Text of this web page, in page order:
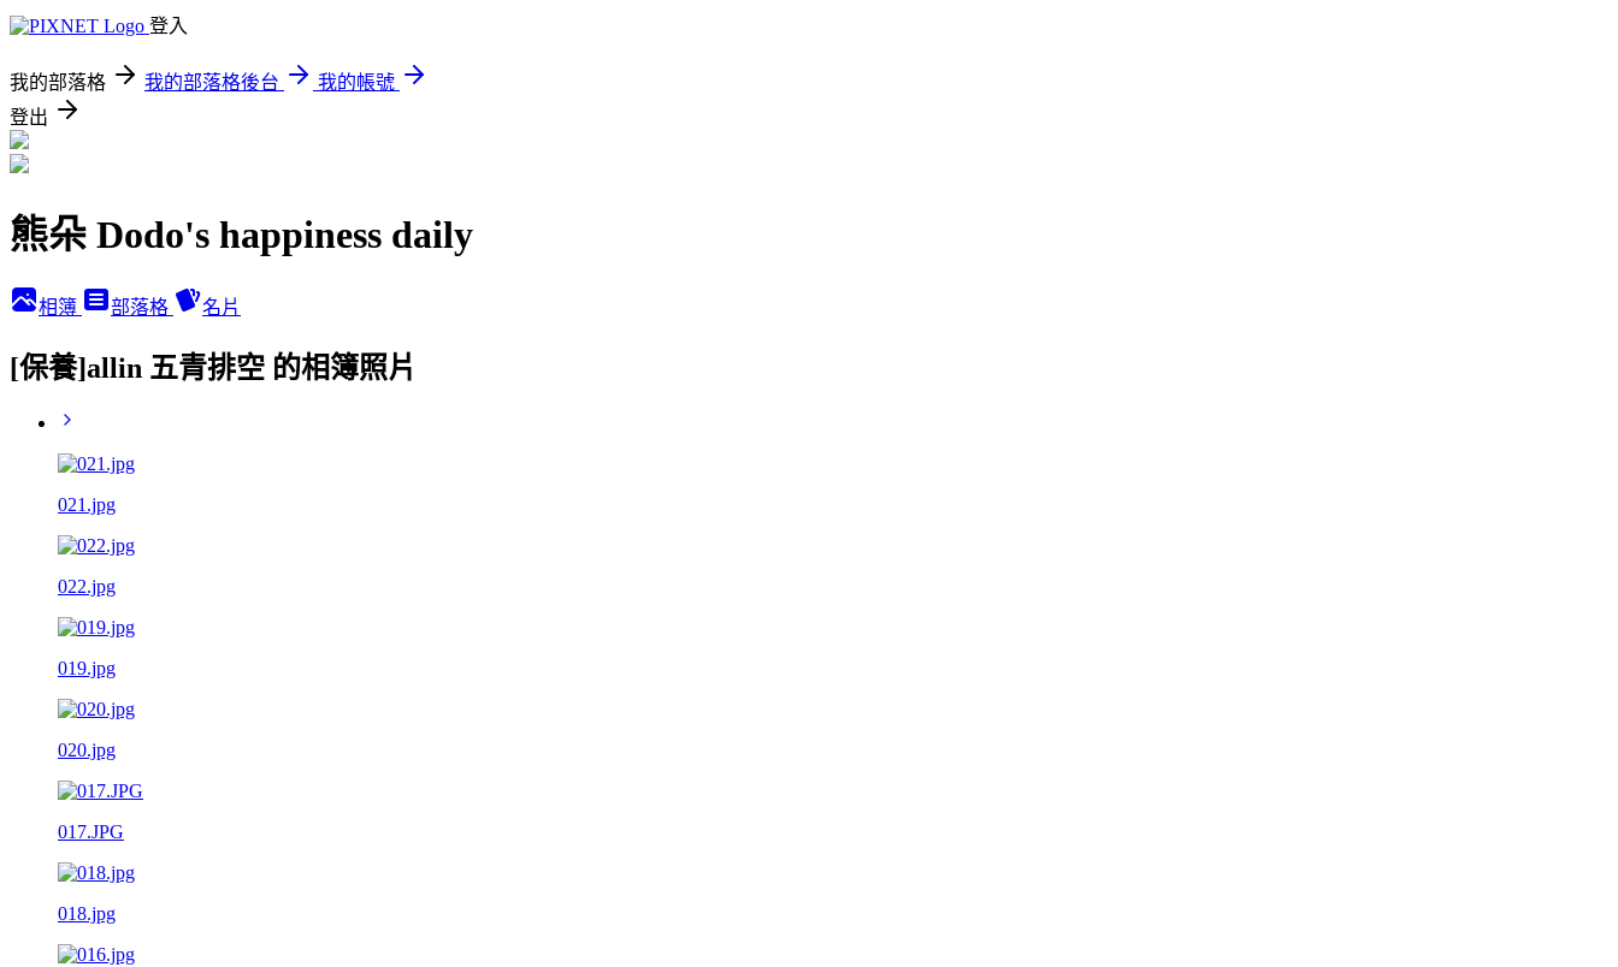
登入
我的部落格 我的部落格後台
我的帳號
登出
熊朵 Dodo's happiness daily
相簿 部落格 名片
[保養]allin 五青排空 的相簿照片
021.jpg
022.jpg
019.jpg
020.jpg
017.JPG
018.jpg